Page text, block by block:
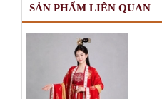
SẢN PHẨM LIÊN QUAN